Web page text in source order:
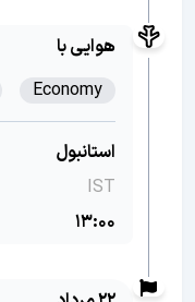
هوایی با
Economy
استانبول
IST
13:00